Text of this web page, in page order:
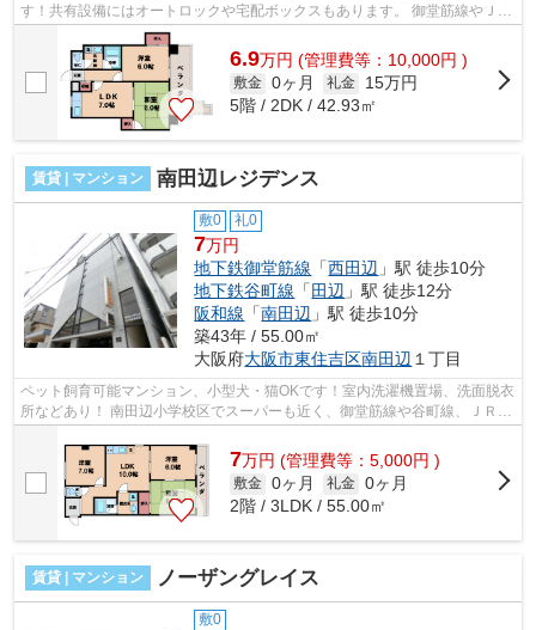
す！共有設備にはオートロックや宅配ボックスもあります。 御堂筋線やＪＲ
阪和線が徒歩圏内で利用可能！スーパ...
6.9万円 (管理費等：10,000円 )
敷金 0ヶ月 礼金
15万円
5階 / 2DK / 42.93㎡
賃貸 | マンション 南田辺レジデンス
敷0 礼0
7万円
地下鉄御堂筋線 「西田辺 」駅 徒歩10分
地下鉄谷町線 「 田辺 」駅 徒歩12分
阪和線 「南田辺 」駅 徒歩10分
築43年 / 55.00㎡
大阪府大阪市東住吉区南田辺 １丁目
ペット飼育可能マンション、小型犬・猫OKです！室内洗濯機置場、洗面脱衣
所などあり！ 南田辺小学校区でスーパーも近く、御堂筋線や谷町線、ＪＲ線
も利用でき、住みやすい環境になっ...
7万円 (管理費等：5,000円 )
敷金 0ヶ月 礼金 0ヶ月
2階 / 3LDK / 55.00㎡
賃貸 | マンション ノーザングレイス
敷0